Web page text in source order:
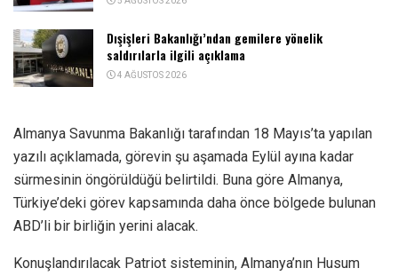
Dışişleri Bakanlığı’ndan gemilere yönelik
saldırılarla ilgili açıklama
4 AĞUSTOS 2026
Almanya Savunma Bakanlığı tarafından 18 Mayıs’ta yapılan
yazılı açıklamada, görevin şu aşamada Eylül ayına kadar
sürmesinin öngörüldüğü belirtildi. Buna göre Almanya,
Türkiye’deki görev kapsamında daha önce bölgede bulunan
ABD’li bir birliğin yerini alacak.
Konuşlandırılacak Patriot sisteminin, Almanya’nın Husum